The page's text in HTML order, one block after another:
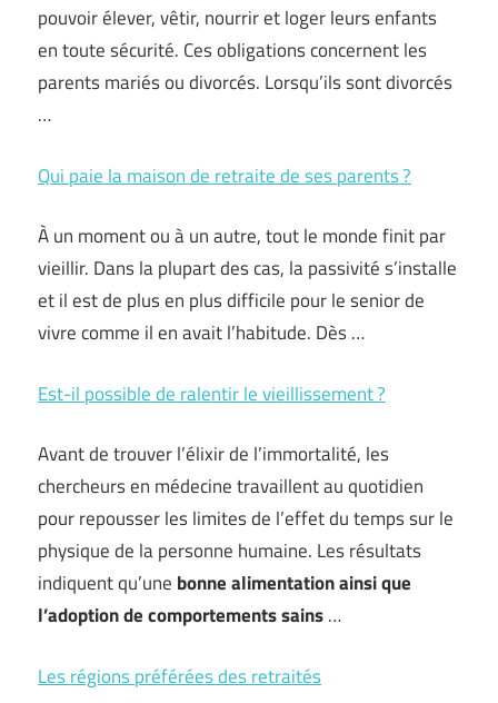
pouvoir élever, vêtir, nourrir et loger leurs enfants
en toute sécurité. Ces obligations concernent les
parents mariés ou divorcés. Lorsqu’ils sont divorcés
…
Qui paie la maison de retraite de ses parents ?
À un moment ou à un autre, tout le monde finit par
vieillir. Dans la plupart des cas, la passivité s’installe
et il est de plus en plus difficile pour le senior de
vivre comme il en avait l’habitude. Dès …
Est-il possible de ralentir le vieillissement ?
Avant de trouver l’élixir de l’immortalité, les
chercheurs en médecine travaillent au quotidien
pour repousser les limites de l’effet du temps sur le
physique de la personne humaine. Les résultats
indiquent qu’une bonne alimentation ainsi que
l’adoption de comportements sains…
Les régions préférées des retraités